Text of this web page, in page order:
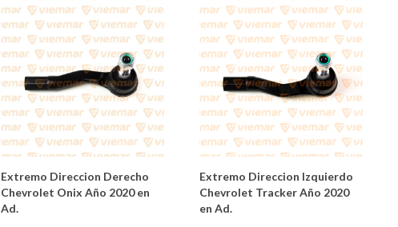
Extremo Direccion Derecho
Chevrolet Onix Año 2020 en
Ad.
Extremo Direccion Izquierdo
Chevrolet Tracker Año 2020
en Ad.